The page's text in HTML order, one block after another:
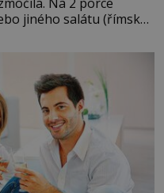
jiného salátu (římský
olivového oleje ✿ 1